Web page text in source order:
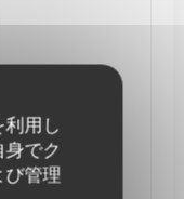
用し
でク
び管理
法
アメックス, ユ
カルトブルー